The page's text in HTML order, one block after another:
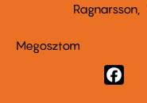
Ragnarsson
Megosztom